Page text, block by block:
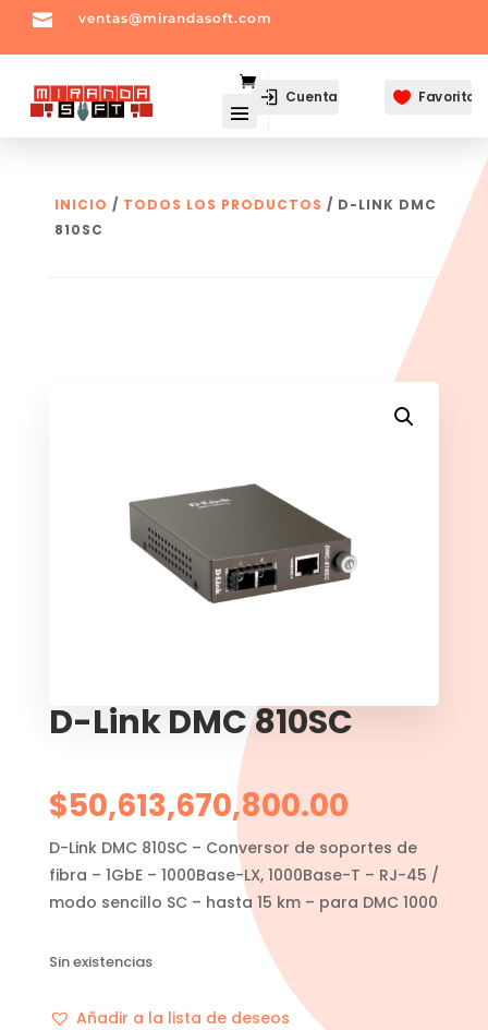
 ventas@mirandasoft.com
Cuenta  Favoritos
INICIO / TODOS LOS PRODUCTOS / D-LINK DMC
810SC
D-Link DMC 810SC
$50,613,670,800.00
D-Link DMC 810SC – Conversor de soportes de
fibra – 1GbE – 1000Base-LX, 1000Base-T – RJ-45 /
modo sencillo SC – hasta 15 km – para DMC 1000
Sin existencias
Añadir a la lista de deseos